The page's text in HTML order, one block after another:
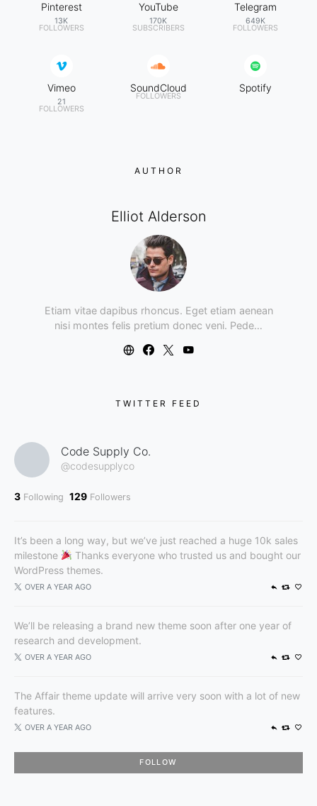
Pinterest
13K
FOLLOWERS
YouTube
170K
SUBSCRIBERS
Telegram
649K
FOLLOWERS
Vimeo
21
FOLLOWERS
SoundCloud
FOLLOWERS
Spotify
AUTHOR
Elliot Alderson
Etiam vitae dapibus rhoncus. Eget etiam aenean
nisi montes felis pretium donec veni. Pede…
TWITTER FEED
Code Supply Co.
@codesupplyco
3 Following 129 Followers
It’s been a long way, but we’ve just reached a huge 10k sales
milestone
Thanks everyone who trusted us and bought our
WordPress themes.
OVER A YEAR AGO
We’ll be releasing a brand new theme soon after one year of
research and development.
OVER A YEAR AGO
The Affair theme update will arrive very soon with a lot of new
features.
OVER A YEAR AGO
FOLLOW